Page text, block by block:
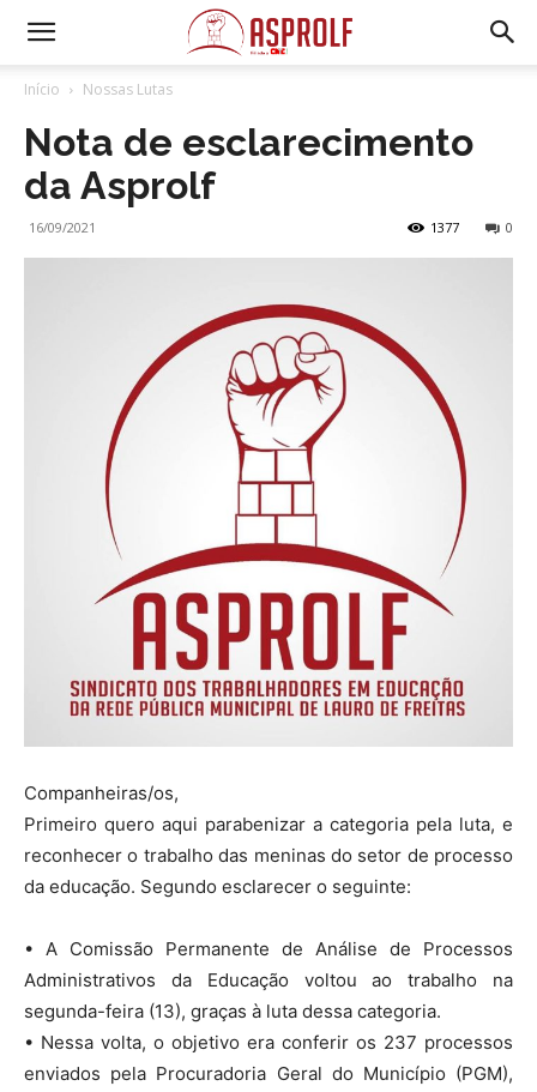
Início Nossas Lutas
Nota de esclarecimento
da Asprolf
16/09/2021 0
1377
Companheiras/os,
Primeiro quero aqui parabenizar a categoria pela luta, e
reconhecer o trabalho das meninas do setor de processo
da educação. Segundo esclarecer o seguinte:
• A Comissão Permanente de Análise de Processos
Administrativos da Educação voltou ao trabalho na
segunda-feira (13), graças à luta dessa categoria.
• Nessa volta, o objetivo era conferir os 237 processos
enviados pela Procuradoria Geral do Município (PGM),